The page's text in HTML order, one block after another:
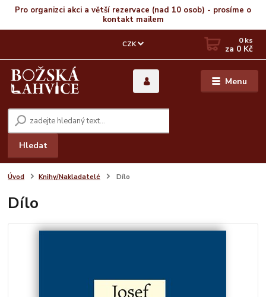
Pro organizci akci a větší rezervace (nad 10 osob) - prosíme o
kontakt mailem
Menu
CZK
Hledat
0ks
za 0 Kč
Úvod Knihy/Nakladatelé Dílo
Dílo